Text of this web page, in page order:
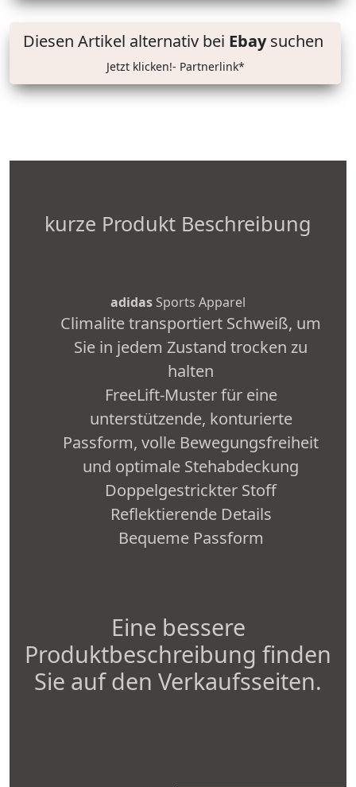
Diesen Artikel alternativ bei Ebaysuchen
Jetzt klicken!- Partnerlink*
kurze Produkt Beschreibung
adidas Sports Apparel
Climalite transportiert Schweiß, um
Sie in jedem Zustand trocken zu
halten
FreeLift-Muster für eine
unterstützende, konturierte
Passform, volle Bewegungsfreiheit
und optimale Stehabdeckung
Doppelgestrickter Stoff
Reflektierende Details
Bequeme Passform
Eine bessere
Produktbeschreibung finden
Sie auf den Verkaufsseiten.